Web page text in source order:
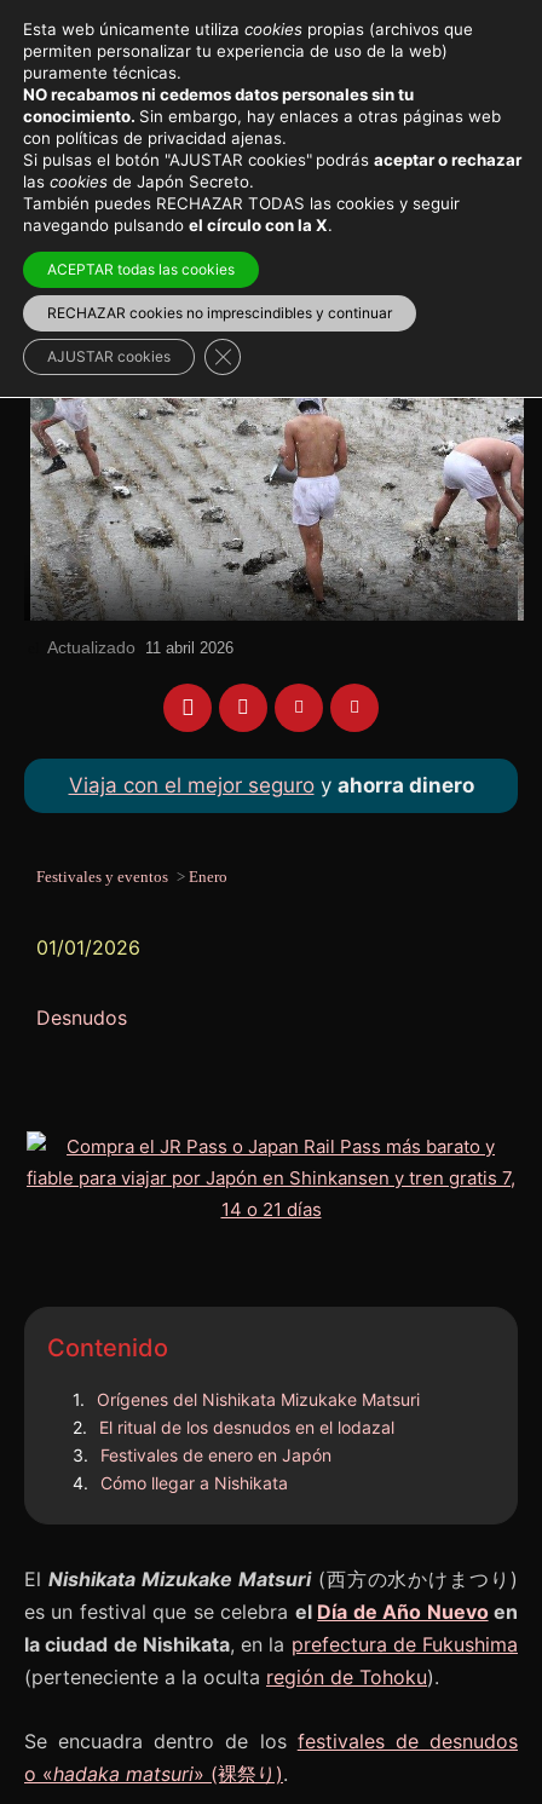
Eventos y festivales en Japón
Nishikata Mizukake Matsuri
Un extraño ritual de desnudos mojándose con agua en
Año Nuevo
Viajar a Japón > Japón en invierno
Actualizado 11 abril 2026
Viaja con el mejor seguroy ahorra dinero
Festivales y eventos > Enero
01/01/2026
Desnudos
Contenido
Orígenes del Nishikata Mizukake Matsuri
El ritual de los desnudos en el lodazal
Festivales de enero en Japón
Cómo llegar a Nishikata
El Nishikata Mizukake Matsuri(西方の水かけまつり)
es un festival que se celebra el Día de Año Nuevoen
la ciudad de Nishikata, en la prefectura de Fukushima
(perteneciente a la oculta región de Tohoku).
Se encuadra dentro de los festivales de desnudos
o «hadaka matsuri» (裸祭り).
Esta web únicamente utiliza cookies propias (archivos que
permiten personalizar tu experiencia de uso de la web)
puramente técnicas.
NO recabamos ni cedemos datos personales sin tu
conocimiento. Sin embargo, hay enlaces a otras páginas web
con políticas de privacidad ajenas.
Si pulsas el botón "AJUSTAR cookies" podrás aceptar o rechazar
las cookies de Japón Secreto.
También puedes RECHAZAR TODAS las cookies y seguir
navegando pulsando el círculo con la X.
ACEPTAR todas las cookies
RECHAZAR cookies no imprescindibles y continuar
AJUSTAR cookies Cerrar el banner de cookies RGPD